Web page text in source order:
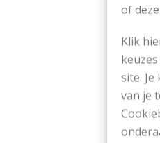
of
Klik
site.
van je